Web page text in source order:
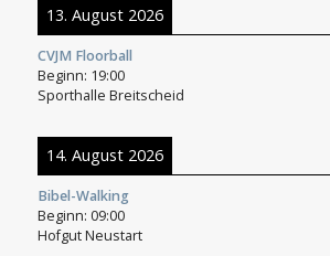
13. August 2026
CVJM Floorball
Beginn: 19:00
Sporthalle Breitscheid
14. August 2026
Bibel-Walking
Beginn: 09:00
Hofgut Neustart